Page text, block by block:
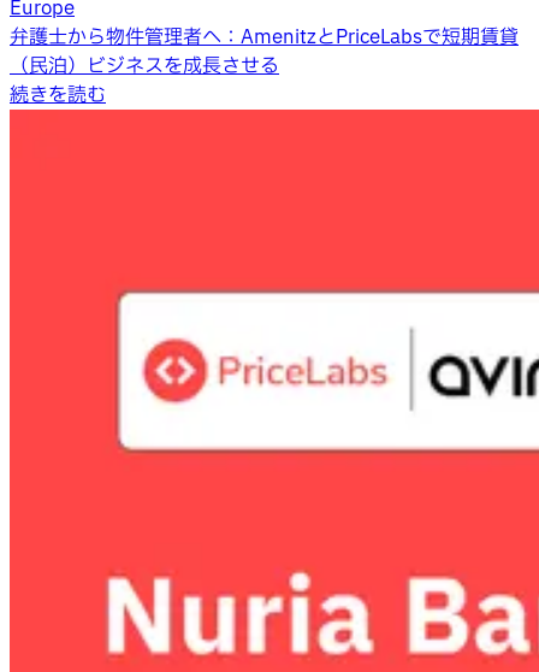
Europe
弁護士から物件管理者へ：AmenitzとPriceLabsで短期賃貸
（民泊）ビジネスを成長させる
続きを読む